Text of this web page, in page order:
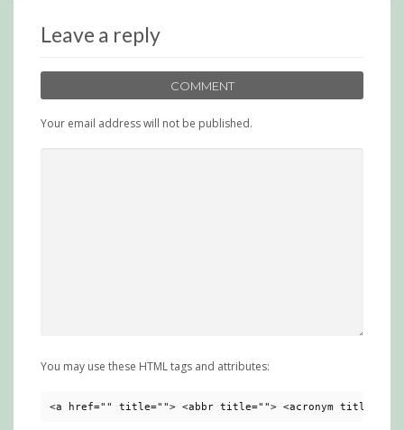
Leave a reply
COMMENT
Your email address will not be published.
You may use these HTML tags and attributes:
<a href="" title=""> <abbr title=""> <acronym title="">